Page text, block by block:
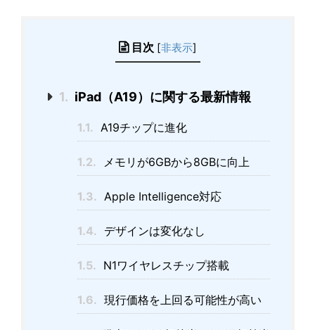
目次 [非表示]
1. iPad（A19）に関する最新情報
1.1. A19チップに進化
1.2. メモリが6GBから8GBに向上
1.3. Apple Intelligence対応
1.4. デザインは変化なし
1.5. N1ワイヤレスチップ搭載
1.6. 現行価格を上回る可能性が高い